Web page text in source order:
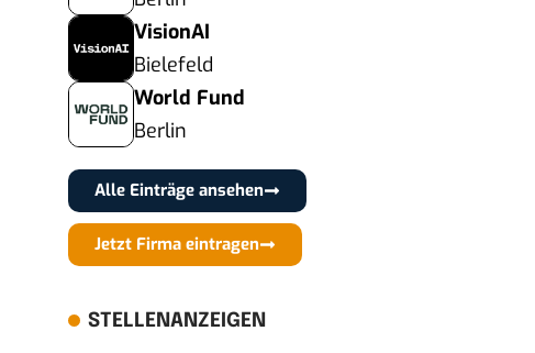
VisionAI
Bielefeld
World Fund
Berlin
Alle Einträge ansehen
Jetzt Firma eintragen
STELLENANZEIGEN